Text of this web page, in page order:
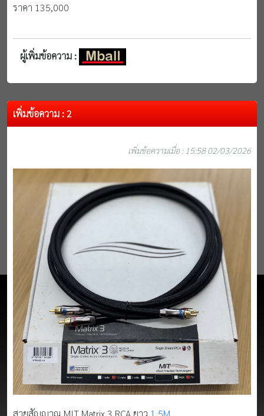
ราคา 135,000
ผู้เพิ่มข้อความ :
เพิ่มข้อความ : 2
เพิ่มข้อความเมื่อ : 15:58 02/03/2026
สายสัญญาณ MIT Matrix 3 RCA ยาว 1.5M